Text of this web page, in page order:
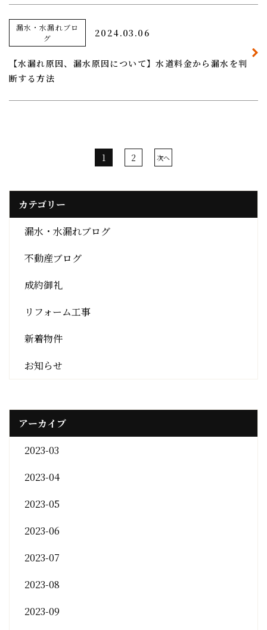
カテゴリー
漏水・水漏れブログ
不動産ブログ
成約御礼
リフォーム工事
新着物件
お知らせ
アーカイブ
2023-03
2023-04
2023-05
2023-06
2023-07
2023-08
2023-09
漏水・水漏れブロ
グ 2024.03.06
【水漏れ原因、漏水原因について】水道料金から漏水を判
断する方法
1 2 次へ